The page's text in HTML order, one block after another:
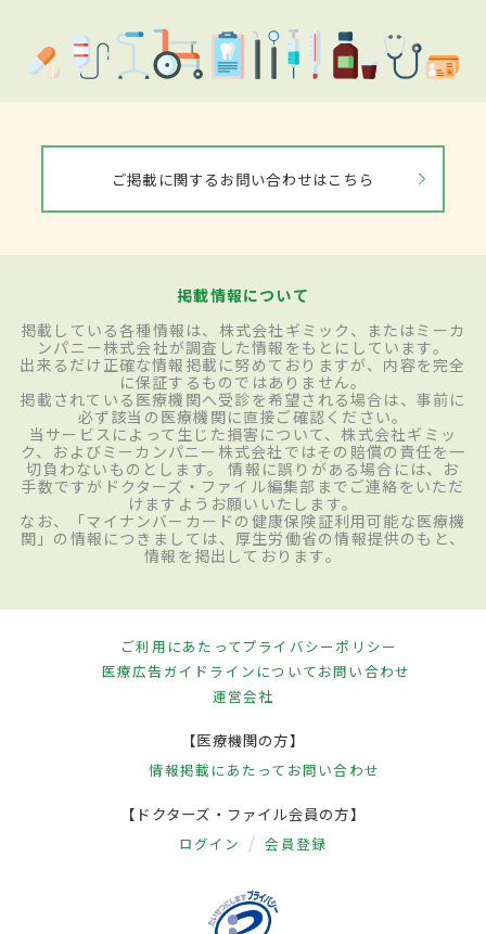
ご掲載に関するお問い合わせはこちら
掲載情報について
掲載している各種情報は、株式会社ギミック、またはミーカ
ンパニー株式会社が調査した情報をもとにしています。
出来るだけ正確な情報掲載に努めておりますが、内容を完全
に保証するものではありません。
掲載されている医療機関へ受診を希望される場合は、事前に
必ず該当の医療機関に直接ご確認ください。
当サービスによって生じた損害について、株式会社ギミッ
ク、およびミーカンパニー株式会社ではその賠償の責任を一
切負わないものとします。 情報に誤りがある場合には、お
手数ですがドクターズ・ファイル編集部までご連絡をいただ
けますようお願いいたします。
なお、「マイナンバーカードの健康保険証利用可能な医療機
関」の情報につきましては、厚生労働省の情報提供のもと、
情報を掲出しております。
ご利用にあたってプライバシーポリシー
医療広告ガイドラインについてお問い合わせ
運営会社
【医療機関の方】
情報掲載にあたって お問い合わせ
【ドクターズ・ファイル会員の方】
ログイン 会員登録